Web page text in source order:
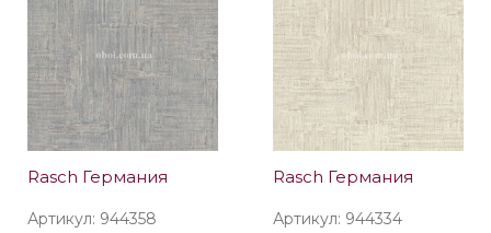
Rasch Германия
Артикул: 944358
Rasch Германия
Артикул: 944334